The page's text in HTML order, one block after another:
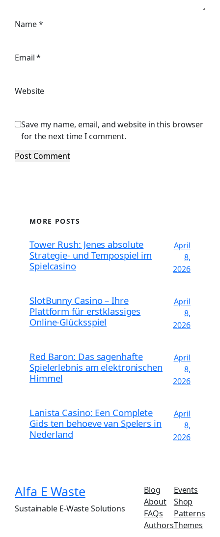
Name*
Email*
Website
Save my name, email, and website in this browser
for the next time I comment.
MORE POSTS
Tower Rush: Jenes absolute
Strategie- und Tempospiel im
Spielcasino
April
8,
2026
SlotBunny Casino – Ihre
Plattform für erstklassiges
Online-Glücksspiel
April
8,
2026
Red Baron: Das sagenhafte
Spielerlebnis am elektronischen
Himmel
April
8,
2026
Lanista Casino: Een Complete
Gids ten behoeve van Spelers in
Nederland
April
8,
2026
Alfa E Waste
Sustainable E-Waste Solutions
Blog
About
FAQs
Authors
Events
Shop
Patterns
Themes